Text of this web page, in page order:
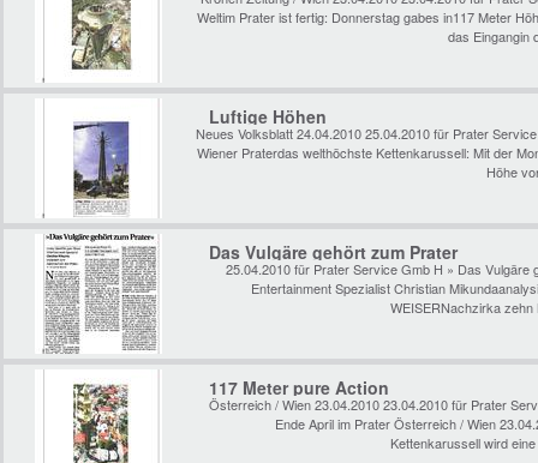
Weltim Prater ist fertig: Donnerstag gabes in117 Meter
das
Luftige Höhen
Neues Volksblatt 24.04.2010 25.04.2010 für Prater
Wiener Praterdas welthöchste Kettenkarussell: Mit der
Höhe
Das Vulgäre gehört zum Prater
25.04.2010 für Prater Service Gmb H » Das
Entertainment Spezialist Christian
WEISERNachzirka
117 Meter pure Action
Österreich / Wien 23.04.2010 23.04.2010 für Prater
Ende April im Prater Österreich / Wien
Kettenkarussell wird